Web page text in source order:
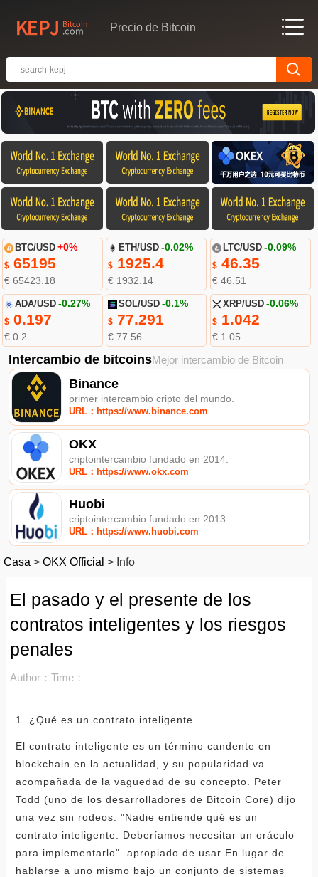
Precio de Bitcoin
BTC/USD +0%
$65195
€ 65423.18
ETH/USD -0.02%
$ 1925.4
€ 1932.14
LTC/USD -0.09%
$46.35
€ 46.51
ADA/USD -0.27%
$0.197
€ 0.2
SOL/USD -0.1%
$ 77.291
€ 77.56
XRP/USD -0.06%
$1.042
€ 1.05
Intercambio de bitcoinsMejor intercambio de Bitcoin
Binance
primer intercambio cripto del mundo.
URL：https://www.binance.com
OKX
criptointercambio fundado en 2014.
URL：https://www.okx.com
Huobi
criptointercambio fundado en 2013.
URL：https://www.huobi.com
Casa > OKX Official > Info
El pasado y el presente de los
contratos inteligentes y los riesgos
penales
Author： Time：
1. ¿Qué es un contrato inteligente
El contrato inteligente es un término candente en
blockchain en la actualidad, y su popularidad va
acompañada de la vaguedad de su concepto. Peter
Todd (uno de los desarrolladores de Bitcoin Core) dijo
una vez sin rodeos: "Nadie entiende qué es un
contrato inteligente. Deberíamos necesitar un oráculo
para implementarlo". apropiado de usar En lugar de
hablarse a uno mismo bajo un conjunto de sistemas